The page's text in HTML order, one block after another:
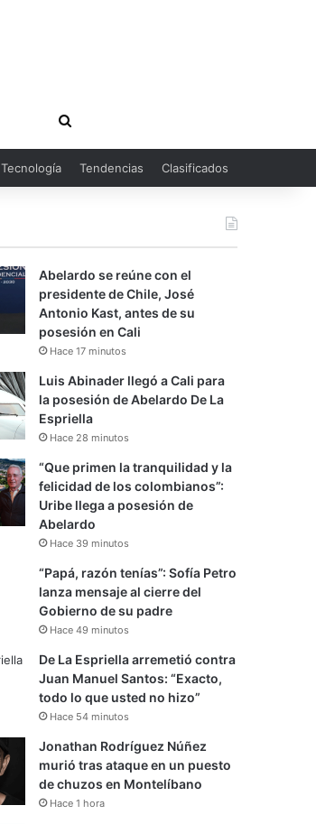
Buscar
por
Tecnología Tendencias Clasificados
Abelardo se reúne con el
presidente de Chile, José
Antonio Kast, antes de su
posesión en Cali
Hace 17 minutos
Luis Abinader llegó a Cali para
la posesión de Abelardo De La
Espriella
Hace 28 minutos
“Que primen la tranquilidad y la
felicidad de los colombianos”:
Uribe llega a posesión de
Abelardo
Hace 39 minutos
“Papá, razón tenías”: Sofía Petro
lanza mensaje al cierre del
Gobierno de su padre
Hace 49 minutos
De La Espriella arremetió contra
Juan Manuel Santos: “Exacto,
todo lo que usted no hizo”
Hace 54 minutos
Jonathan Rodríguez Núñez
murió tras ataque en un puesto
de chuzos en Montelíbano
Hace 1 hora